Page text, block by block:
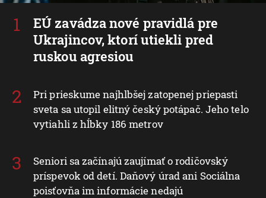
EÚ zavádza nové pravidlá pre
Ukrajincov, ktorí utiekli pred
ruskou agresiou
Pri prieskume najhlbšej zatopenej priepasti
sveta sa utopil elitný český potápač. Jeho telo
vytiahli z hĺbky 186 metrov
Seniori sa začínajú zaujímať o rodičovský
príspevok od detí. Daňový úrad ani Sociálna
poisťovňa im informácie nedajú